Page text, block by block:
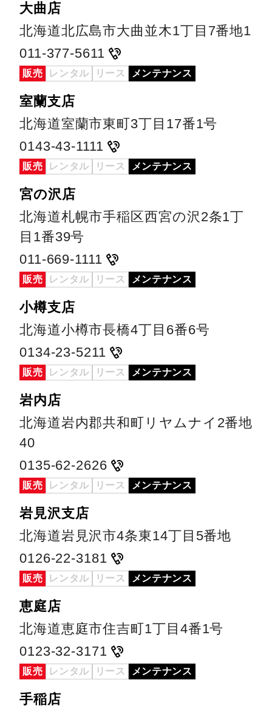
大曲店
北海道北広島市大曲並木1丁目7番地1
011-377-5611
販売 レンタル リース メンテナンス
室蘭支店
北海道室蘭市東町3丁目17番1号
0143-43-1111
販売 レンタル リース メンテナンス
宮の沢店
北海道札幌市手稲区西宮の沢2条1丁
目1番39号
011-669-1111
販売 レンタル リース メンテナンス
小樽支店
北海道小樽市長橋4丁目6番6号
0134-23-5211
販売 レンタル リース メンテナンス
岩内店
北海道岩内郡共和町リヤムナイ2番地
40
0135-62-2626
販売 レンタル リース メンテナンス
岩見沢支店
北海道岩見沢市4条東14丁目5番地
0126-22-3181
販売 レンタル リース メンテナンス
恵庭店
北海道恵庭市住吉町1丁目4番1号
0123-32-3171
販売 レンタル リース メンテナンス
手稲店